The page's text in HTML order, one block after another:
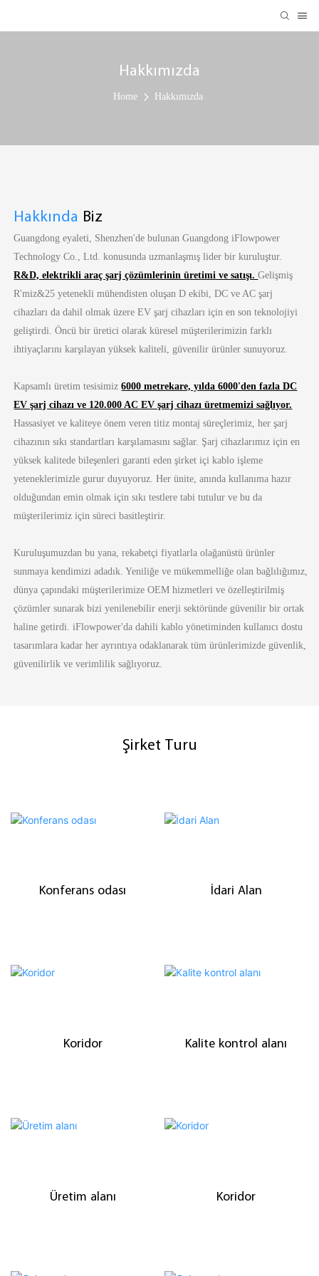
Hakkımızda
Home Hakkımızda
Hakkında Biz
Guangdong eyaleti, Shenzhen'de bulunan Guangdong iFlowpower
Technology Co., Ltd. konusunda uzmanlaşmış lider bir kuruluştur.
R&D, elektrikli araç şarj çözümlerinin üretimi ve satışı.Gelişmiş
R'miz&25 yetenekli mühendisten oluşan D ekibi, DC ve AC şarj
cihazları da dahil olmak üzere EV şarj cihazları için en son teknolojiyi
geliştirdi. Öncü bir üretici olarak küresel müşterilerimizin farklı
ihtiyaçlarını karşılayan yüksek kaliteli, güvenilir ürünler sunuyoruz.
Kapsamlı üretim tesisimiz6000 metrekare, yılda 6000'den fazla DC
EV şarj cihazı ve 120.000 AC EV şarj cihazı üretmemizi sağlıyor.
Hassasiyet ve kaliteye önem veren titiz montaj süreçlerimiz, her şarj
cihazının sıkı standartları karşılamasını sağlar. Şarj cihazlarımız için en
yüksek kalitede bileşenleri garanti eden şirket içi kablo işleme
yeteneklerimizle gurur duyuyoruz. Her ünite, anında kullanıma hazır
olduğundan emin olmak için sıkı testlere tabi tutulur ve bu da
müşterilerimiz için süreci basitleştirir.
Kuruluşumuzdan bu yana, rekabetçi fiyatlarla olağanüstü ürünler
sunmaya kendimizi adadık. Yeniliğe ve mükemmelliğe olan bağlılığımız,
dünya çapındaki müşterilerimize OEM hizmetleri ve özelleştirilmiş
çözümler sunarak bizi yenilenebilir enerji sektöründe güvenilir bir ortak
haline getirdi. iFlowpower'da dahili kablo yönetiminden kullanıcı dostu
tasarımlara kadar her ayrıntıya odaklanarak tüm ürünlerimizde güvenlik,
güvenilirlik ve verimlilik sağlıyoruz.
Şirket Turu
Konferans odası İdari Alan
Koridor Kalite kontrol alanı
Üretim alanı Koridor